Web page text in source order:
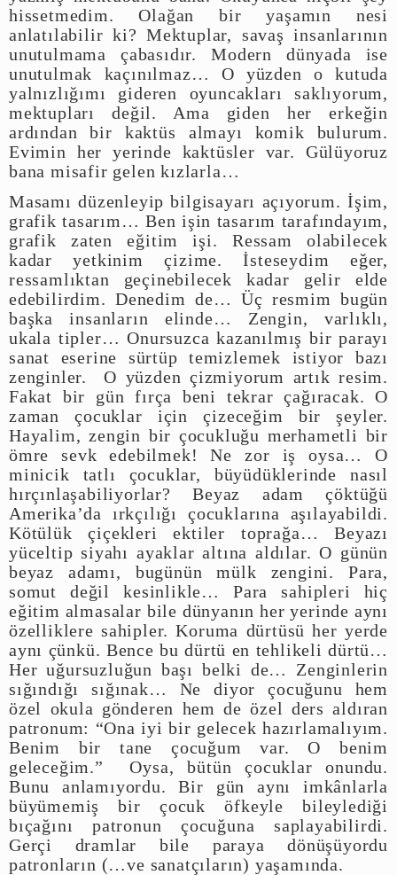
hissetmedim. Olağan bir yaşamın nesi
anlatılabilir ki? Mektuplar, savaş insanlarının
unutulmama çabasıdır. Modern dünyada ise
unutulmak kaçınılmaz… O yüzden o kutuda
yalnızlığımı gideren oyuncakları saklıyorum,
mektupları değil. Ama giden her erkeğin
ardından bir kaktüs almayı komik bulurum.
Evimin her yerinde kaktüsler var. Gülüyoruz
bana misafir gelen kızlarla…
Masamı düzenleyip bilgisayarı açıyorum. İşim,
grafik tasarım… Ben işin tasarım tarafındayım,
grafik zaten eğitim işi. Ressam olabilecek
kadar yetkinim çizime. İsteseydim eğer,
ressamlıktan geçinebilecek kadar gelir elde
edebilirdim. Denedim de… Üç resmim bugün
başka insanların elinde… Zengin, varlıklı,
ukala tipler… Onursuzca kazanılmış bir parayı
sanat eserine sürtüp temizlemek istiyor bazı
zenginler. O yüzden çizmiyorum artık resim.
Fakat bir gün fırça beni tekrar çağıracak. O
zaman çocuklar için çizeceğim bir şeyler.
Hayalim, zengin bir çocukluğu merhametli bir
ömre sevk edebilmek! Ne zor iş oysa… O
minicik tatlı çocuklar, büyüdüklerinde nasıl
hırçınlaşabiliyorlar? Beyaz adam çöktüğü
Amerika’da ırkçılığı çocuklarına aşılayabildi.
Kötülük çiçekleri ektiler toprağa… Beyazı
yüceltip siyahı ayaklar altına aldılar. O günün
beyaz adamı, bugünün mülk zengini. Para,
somut değil kesinlikle… Para sahipleri hiç
eğitim almasalar bile dünyanın her yerinde aynı
özelliklere sahipler. Koruma dürtüsü her yerde
aynı çünkü. Bence bu dürtü en tehlikeli dürtü…
Her uğursuzluğun başı belki de… Zenginlerin
sığındığı sığınak… Ne diyor çocuğunu hem
özel okula gönderen hem de özel ders aldıran
patronum: “Ona iyi bir gelecek hazırlamalıyım.
Benim bir tane çocuğum var. O benim
geleceğim.” Oysa, bütün çocuklar onundu.
Bunu anlamıyordu. Bir gün aynı imkânlarla
büyümemiş bir çocuk öfkeyle bileylediği
bıçağını patronun çocuğuna saplayabilirdi.
Gerçi dramlar bile paraya dönüşüyordu
patronların (…ve sanatçıların) yaşamında.